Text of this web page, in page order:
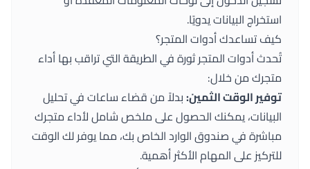
استخراج البيانات يدويًا.
كيف تساعدك أدوات المتجر؟
تُحدثأدوات المتجرثورة في الطريقة التي تراقب بها أداء
متجرك من خلال:
توفير الوقت الثمين:بدلاً من قضاء ساعات في تحليل
البيانات، يمكنك الحصول على ملخص شامل لأداء متجرك
مباشرة في صندوق الوارد الخاص بك، مما يوفر لك الوقت
للتركيز على المهام الأكثر أهمية.